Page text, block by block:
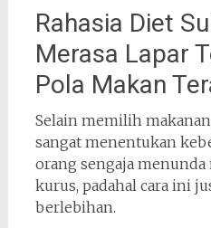
Rahasia Diet
Merasa Lapar
Pola Makan
Selain memilih
sangat menentukan
orang sengaja menunda
kurus, padahal cara ini
berlebihan.